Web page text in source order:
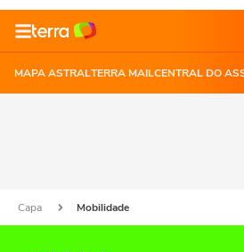
MAPA ASTRALTERRA MAILCENTRAL DO
Capa Mobilidade